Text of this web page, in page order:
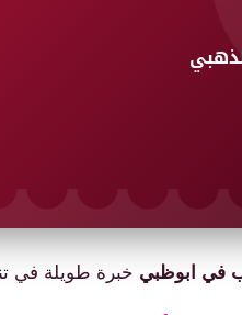
في ابوظبي خبرة طويلة في